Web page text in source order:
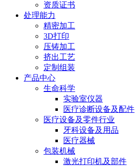
资质证书
处理能力
精密加工
3D打印
压铸加工
挤出工艺
定制组装
产品中心
生命科学
实验室仪器
医疗诊断设备及配件
医疗设备及零件行业
牙科设备及用品
医疗器械
包装机械
激光打印机及部件